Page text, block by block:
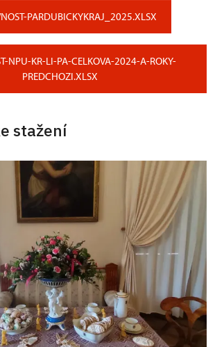
PARDUBICKYKRAJ_2025.XLSX
NPU-KR-LI-PA-CELKOVA-2024-A-ROKY-
PREDCHOZI.XLSX
stažení